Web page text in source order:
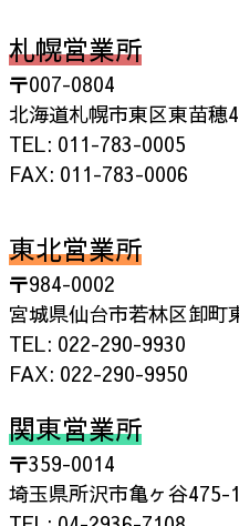
札幌営業所
〒007-0804
北海道札幌市東区東苗穂
TEL: 011-783-0005
FAX: 011-783-0006
東北営業所
〒984-0002
宮城県仙台市若林区卸町
TEL: 022-290-9930
FAX: 022-290-9950
関東営業所
〒359-0014
埼玉県所沢市亀ヶ谷475-1